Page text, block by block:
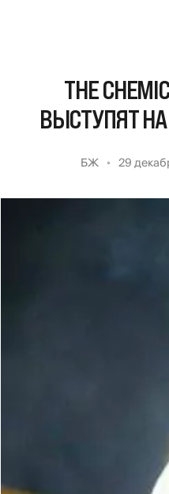
THE
ВЫСТУПЯТ НА
БЖ 29